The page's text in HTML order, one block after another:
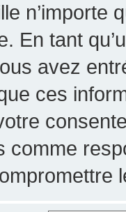
n’importe
En tant
avez
ces
comme